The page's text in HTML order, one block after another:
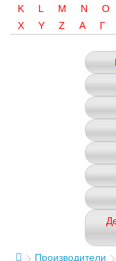
K
L M N O
X
Y Z А Г
Производители